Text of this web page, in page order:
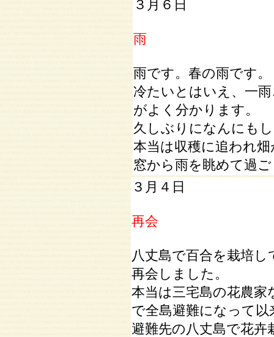
３月６日
雨
雨です。春の雨です。
冷たいとはいえ、一
がよく分かります。
久しぶりになんにも
本当は収穫に追われ
窓から雨を眺めて過
３月４日
再会
八丈島で百合を栽培
再会しました。
本当は三宅島の花農
で全島避難になって以
避難先の八丈島で花